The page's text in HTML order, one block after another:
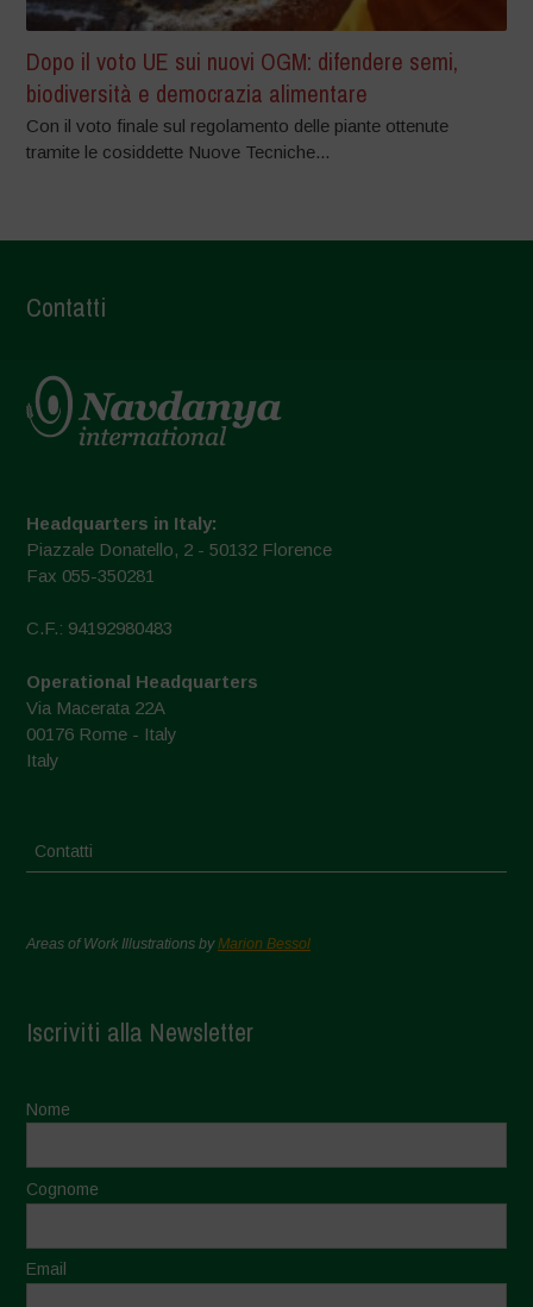
Dopo il voto UE sui nuovi OGM: difendere semi,
biodiversità e democrazia alimentare
Con il voto finale sul regolamento delle piante ottenute
tramite le cosiddette Nuove Tecniche...
Contatti
Headquarters in Italy:
Piazzale Donatello, 2 - 50132 Florence
Fax 055-350281
C.F.: 94192980483
Operational Headquarters
Via Macerata 22A
00176 Rome - Italy
Italy
Contatti
Areas of Work Illustrations byMarion Bessol
Iscriviti alla Newsletter
Nome
Cognome
Email